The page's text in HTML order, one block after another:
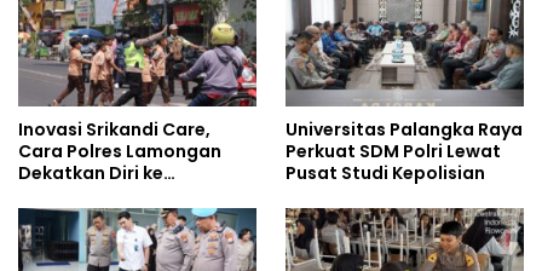
Inovasi Srikandi Care,
Cara Polres Lamongan
Dekatkan Diri ke
Universitas Palangka Raya
Perkuat SDM Polri Lewat
Pusat Studi Kepolisian